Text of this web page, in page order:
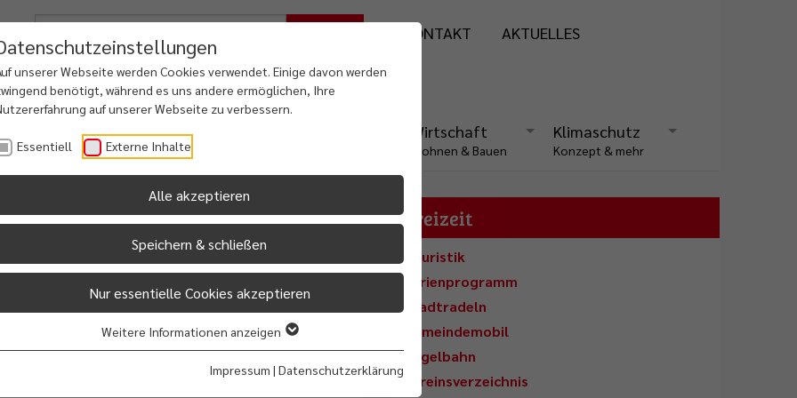
unserer Webseite werden Cookies verwendet. Einige davon werden
benötigt, während es uns andere ermöglichen, Ihre
auf unserer Webseite zu verbessern.
Essentiell Externe Inhalte
Alle akzeptieren
Speichern & schließen
Nur essentielle Cookies akzeptieren
Weitere Informationen anzeigen
Impressum | Datenschutzerklärung
KONTAKT AKTUELLES
& Familie
Freizeit
Kultur & Touristik
Wirtschaft
Wohnen & Bauen
Klimaschutz
Konzept & mehr
Freizeit
Touristik
Ferienprogramm
Stadtradeln
Gemeindemobil
Kegelbahn
Vereinsverzeichnis